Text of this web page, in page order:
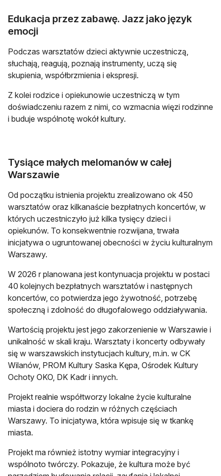
Edukacja przez zabawę. Jazz jako język
emocji
Podczas warsztatów dzieci aktywnie uczestniczą,
słuchają, reagują, poznają instrumenty, uczą się
skupienia, współbrzmienia i ekspresji.
Z kolei rodzice i opiekunowie uczestniczą w tym
doświadczeniu razem z nimi, co wzmacnia więzi rodzinne
i buduje wspólnotę wokół kultury.
Tysiące małych melomanów w całej
Warszawie
Od początku istnienia projektu zrealizowano ok 450
warsztatów oraz kilkanaście bezpłatnych koncertów, w
których uczestniczyło już kilka tysięcy dzieci i
opiekunów. To konsekwentnie rozwijana, trwała
inicjatywa o ugruntowanej obecności w życiu kulturalnym
Warszawy.
W 2026 r planowana jest kontynuacja projektu w postaci
40 kolejnych bezpłatnych warsztatów i następnych
koncertów, co potwierdza jego żywotność, potrzebę
społeczną i zdolność do długofalowego oddziaływania.
Wartością projektu jest jego zakorzenienie w Warszawie i
unikalność w skali kraju. Warsztaty i koncerty odbywały
się w warszawskich instytucjach kultury, m.in. w CK
Wilanów, PROM Kultury Saska Kępa, Ośrodek Kultury
Ochoty OKO, DK Kadr i innych.
Projekt realnie współtworzy lokalne życie kulturalne
miasta i dociera do rodzin w różnych częściach
Warszawy. To inicjatywa, która wpisuje się w tkankę
miasta.
Projekt ma również istotny wymiar integracyjny i
wspólnoto twórczy. Pokazuje, że kultura może być